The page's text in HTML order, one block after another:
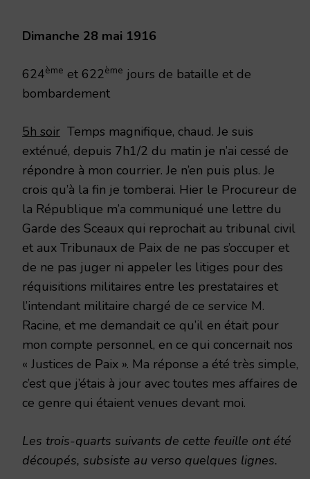
Dimanche 28 mai 1916
624ème et 622ème jours de bataille et de
bombardement
5h soir Temps magnifique, chaud. Je suis
exténué, depuis 7h1/2 du matin je n’ai cessé de
répondre à mon courrier. Je n’en puis plus. Je
crois qu’à la fin je tomberai. Hier le Procureur de
la République m’a communiqué une lettre du
Garde des Sceaux qui reprochait au tribunal civil
et aux Tribunaux de Paix de ne pas s’occuper et
de ne pas juger ni appeler les litiges pour des
réquisitions militaires entre les prestataires et
l’intendant militaire chargé de ce service M.
Racine, et me demandait ce qu’il en était pour
mon compte personnel, en ce qui concernait nos
« Justices de Paix ». Ma réponse a été très simple,
c’est que j’étais à jour avec toutes mes affaires de
ce genre qui étaient venues devant moi.
Les trois-quarts suivants de cette feuille ont été
découpés, subsiste au verso quelques lignes.